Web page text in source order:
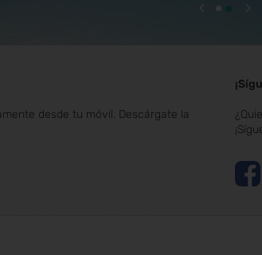
desde tu móvil. Descárgate la